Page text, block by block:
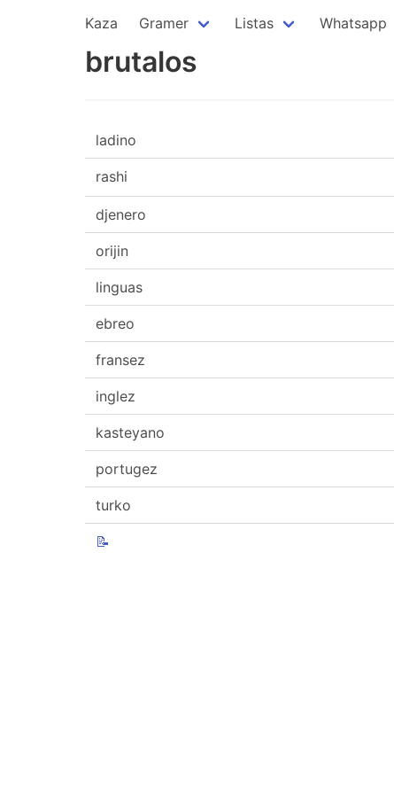
Kaza Gramer Listas Whatsapp
brutalos
ladino
rashi
djenero
orijin
linguas
ebreo
fransez
inglez
kasteyano
portugez
turko
📝